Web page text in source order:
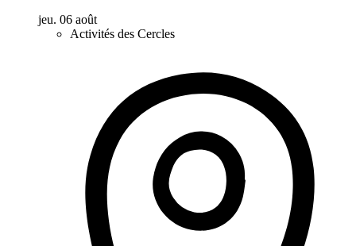
jeu. 06 août
Activités des Cercles